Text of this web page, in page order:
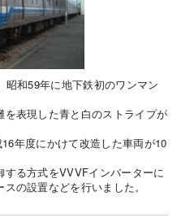
和59年に地下鉄初のワンマン
表現した青と白のストライプが
年度にかけて改造した車両が10
る方式をVVVFインバーターに
の設置などを行いました。